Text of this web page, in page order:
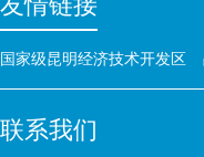
国家级昆明经济技术开发区
联系我们